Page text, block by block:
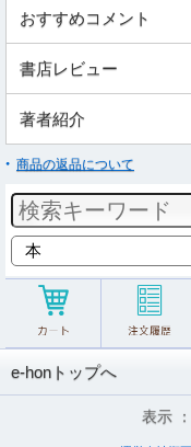
おすすめコメント
書店レビュー
著者紹介
商品の返品について
e-honトップへ
表示 ：